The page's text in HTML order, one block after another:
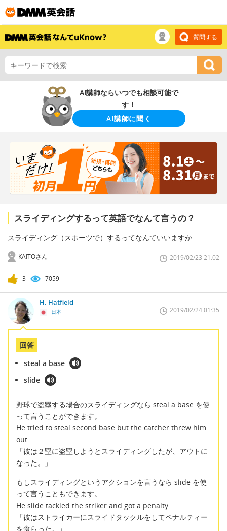
質問する
AI講師ならいつでも相談可能で
す！
AI講師に聞く
スライディングするって英語でなんて言うの？
スライディング（スポーツで）するってなんていいますか
KAITOさん 2019/02/23 21:02
3 7059
H. Hatfield
日本 2019/02/24 01:35
回答
steal a base
slide
野球で盗塁する場合のスライディングなら steal a base を使
って言うことができます。
He tried to steal second base but the catcher threw him
out.
「彼は２塁に盗塁しようとスライディングしたが、アウトに
なった。」
もしスライディングというアクションを言うなら slide を使
って言うこともできます。
He slide tackled the striker and got a penalty.
「彼はストライカーにスライドタックルをしてペナルティー
を食らった。」